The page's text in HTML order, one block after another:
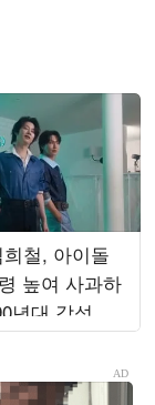
철, 아이돌
높여 사과하
대 감성 재
기트기 이특')